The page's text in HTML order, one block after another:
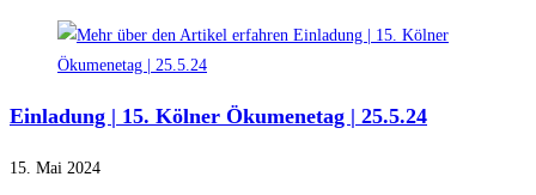
Einladung | 15. Kölner Ökumenetag | 25.5.24
15. Mai 2024